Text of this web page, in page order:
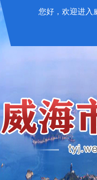
您好，欢迎进入